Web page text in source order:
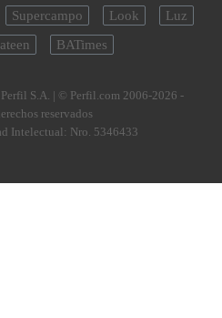
Supercampo Look
Luz
BATimes
S.A. | © Perfil.com 2006-2026 -
reservados
Intelectual: Nro. 5346433